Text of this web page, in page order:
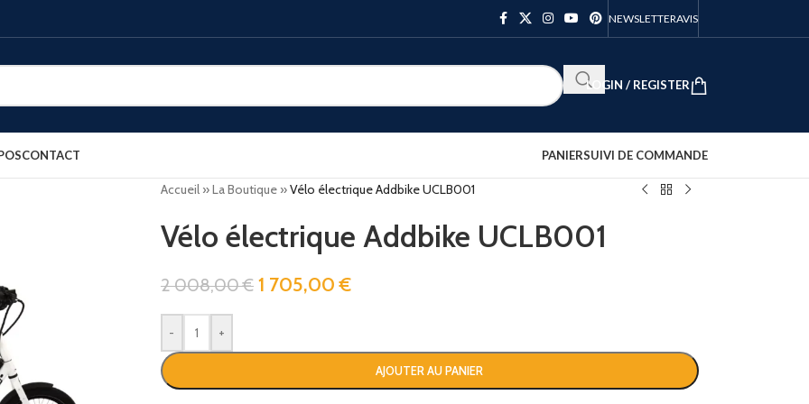
NEWSLETTERAVIS
LOGIN / REGISTER
CONTACT PANIERSUIVI DE COMMANDE
Accueil»La Boutique»Vélo électrique Addbike UCLB001
Vélo électrique Addbike UCLB001
2 008,00€ 1 705,00€
- +
AJOUTER AU PANIER